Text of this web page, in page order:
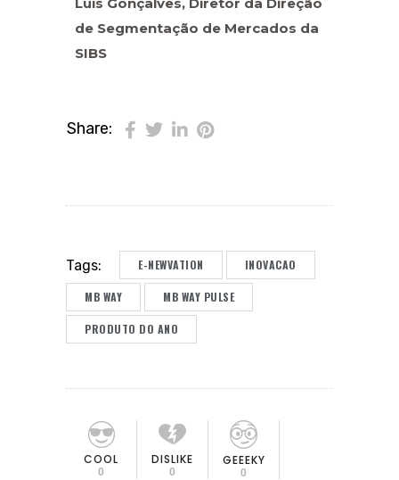
de Segmentação de Mercados da
SIBS
Share:
Tags: E-NEWVATION INOVACAO
MB WAY MB WAY PULSE
PRODUTO DO ANO
COOL
0
DISLIKE
0
GEEEKY
0